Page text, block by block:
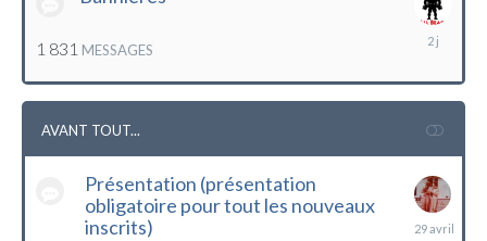
1 831 MESSAGES
lundi
AVANT TOUT...
Présentation (présentation
obligatoire pour tout les nouveaux
inscrits)
29